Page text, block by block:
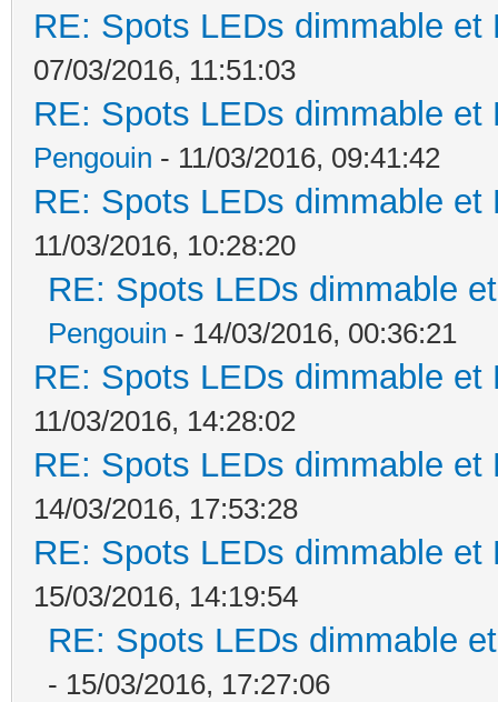
RE: Spots LEDs dimmable
07/03/2016, 11:51:03
RE: Spots LEDs dimmable
Pengouin - 11/03/2016, 09:41:42
RE: Spots LEDs dimmable
11/03/2016, 10:28:20
RE: Spots LEDs dimmable
Pengouin - 14/03/2016, 00:36:21
RE: Spots LEDs dimmable
11/03/2016, 14:28:02
RE: Spots LEDs dimmable
14/03/2016, 17:53:28
RE: Spots LEDs dimmable
15/03/2016, 14:19:54
RE: Spots LEDs dimmable
- 15/03/2016, 17:27:06